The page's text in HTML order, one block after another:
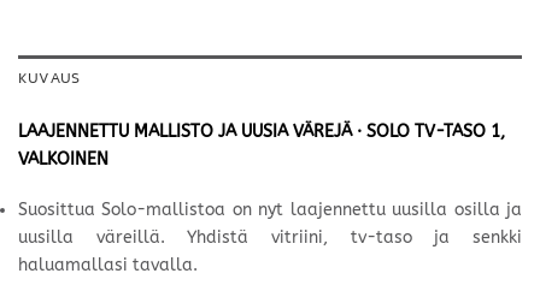
KUVAUS
LAAJENNETTU MALLISTO JA UUSIA VÄREJÄ · SOLO TV-TASO 1,
VALKOINEN
Suosittua Solo-mallistoa on nyt laajennettu uusilla osilla ja
uusilla väreillä. Yhdistä vitriini, tv-taso ja senkki
haluamallasi tavalla.